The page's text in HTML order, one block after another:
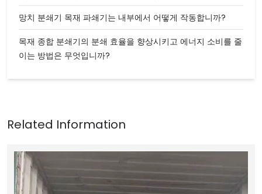
망치 분쇄기 목재 파쇄기는 내부에서 어떻게 작동합니까?
목재 종합 분쇄기의 분쇄 효율을 향상시키고 에너지 소비를 줄
이는 방법은 무엇입니까?